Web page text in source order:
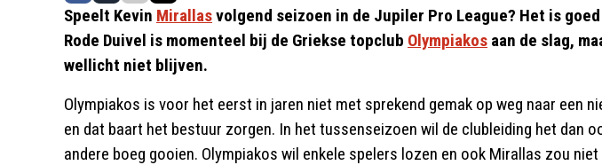
Speelt Kevin Mirallasvolgend seizoen in de Jupiler Pro League? Het is
Rode Duivel is momenteel bij de Griekse topclub Olympiakos aan de slag,
wellicht niet blijven.
Olympiakos is voor het eerst in jaren niet met sprekend gemak op weg naar een
en dat baart het bestuur zorgen. In het tussenseizoen wil de clubleiding het dan
andere boeg gooien. Olympiakos wil enkele spelers lozen en ook Mirallas zou niet